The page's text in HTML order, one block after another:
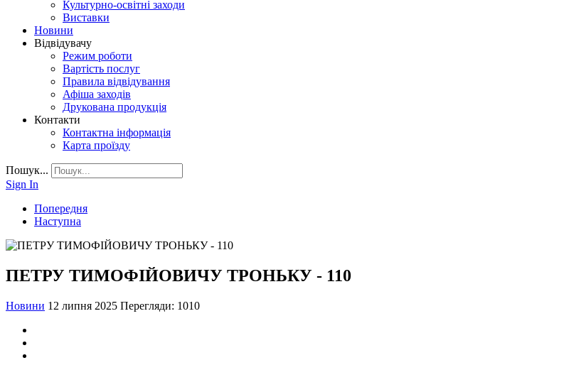
Культурно-освітні заходи
Виставки
Новини
Відвідувачу
Режим роботи
Вартість послуг
Правила відвідування
Афіша заходів
Друкована продукція
Контакти
Контактна інформація
Карта проїзду
Пошук...
Sign In
Попередня
Наступна
ПЕТРУ ТИМОФІЙОВИЧУ ТРОНЬКУ - 110
Новини 12 липня 2025 Перегляди: 1010